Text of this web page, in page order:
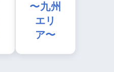
〜九州
エリ
ア〜